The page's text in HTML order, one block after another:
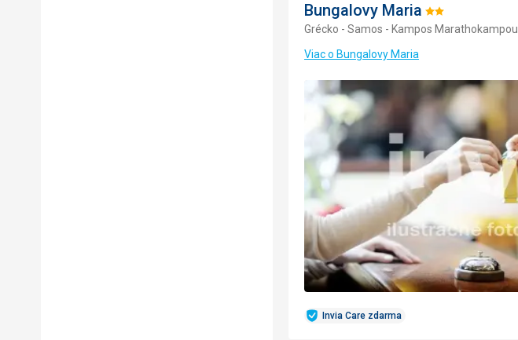
Bungalovy Maria Hodnotenie:
2/5
Grécko - Samos - Kampos Marathokampou
Viac o Bungalovy Maria
Invia Care zdarma